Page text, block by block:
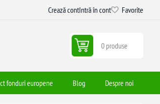
Crează contIntră în cont Favorite
0 produse
fonduri europene Blog Despre noi